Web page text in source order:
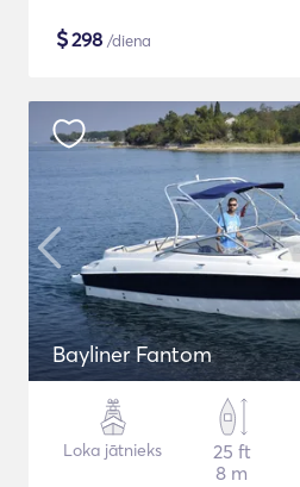
$298 /diena
Bayliner Fantom
Loka jātnieks
25 ft
8 m